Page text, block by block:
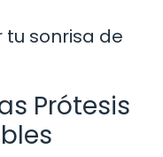
tu sonrisa de
Prótesis